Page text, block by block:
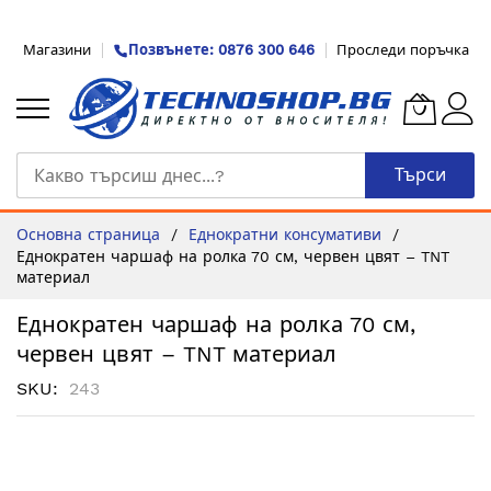
към
съдържанието
Магазини Позвънете: 0876 300 646 Проследи поръчка
Търси
Основна страница
Еднократни консумативи
Еднократен чаршаф на ролка 70 см, червен цвят – TNT
материал
Еднократен чаршаф на ролка 70 см,
червен цвят – TNT материал
SKU 243